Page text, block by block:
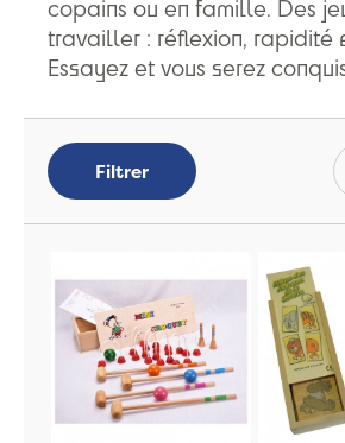
copains ou en famille. Des
travailler : réflexion, rapidité
Essayez et vous serez
Filtrer